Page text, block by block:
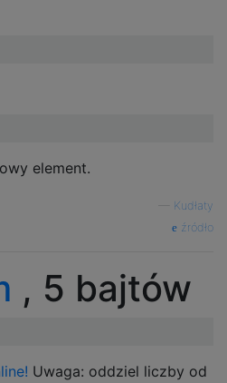
element.
Kudłaty
źródło
, 5 bajtów
Uwaga: oddziel liczby od